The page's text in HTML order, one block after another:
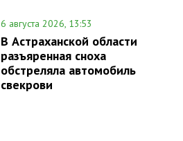
6 августа 2026, 13:53
В Астраханской области
разъяренная сноха
обстреляла автомобиль
свекрови